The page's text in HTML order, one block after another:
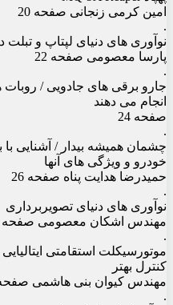
امین کرمی زنجانی صفحه 20
.
نوآوری های دنیای لپتاپ و تبلت در
پارسا معصومی صفحه 22
.
جارو برقی های جادویی / روبات
انجام می دهند
صفحه 24
.
چشمان همیشه بیدار / آشنایی
خودرو و ویژگی های آنها
حمیدرضا هدایت پناه صفحه 26
.
نوآوری های دنیای تصویربرداری
مهندس اشکان معصومی صفحه 28
.
موتورسیکلت استقامتی ایتالیایی
کنترل بهتر
مهندس کیوان بنی هاشمی صفحه
.